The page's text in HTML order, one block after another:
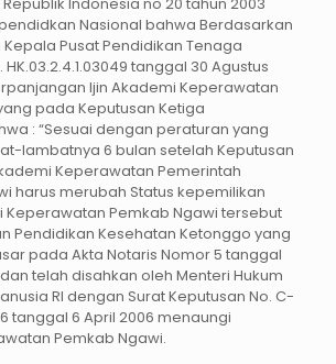
Nasional bahwa Berdasarkan
Pusat Pendidikan Tenaga
HK.03.2.4.1.03049 tanggal 30 Agustus
Ijin Akademi Keperawatan
pada Keputusan Ketiga
: “Sesuai dengan peraturan yang
lambatnya 6 bulan setelah Keputusan
Keperawatan Pemerintah
harus merubah Status kepemilikan
Keperawatan Pemkab Ngawi tersebut
Pendidikan Kesehatan Ketonggo yang
pada Akta Notaris Nomor 5 tanggal
dan telah disahkan oleh Menteri Hukum
RI dengan Surat Keputusan No. C-
tanggal 6 April 2006 menaungi
Pemkab Ngawi.